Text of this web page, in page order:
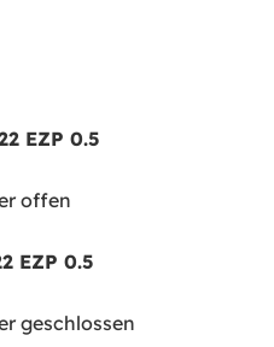
EZP 0.5
offen
EZP 0.5
geschlossen